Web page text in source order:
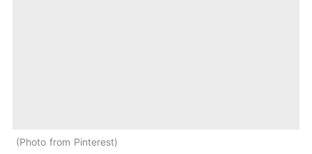
Photo from Pinterest